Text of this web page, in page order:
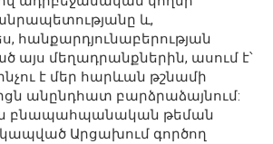
և,
հանքարդյունաբերության
այս մեղադրանքներին, ասում է՝
է մեր հարևան թշնամի
անընդհատ բարձրաձայնում:
բնապահպանական թեման
կապված Արցախում գործող